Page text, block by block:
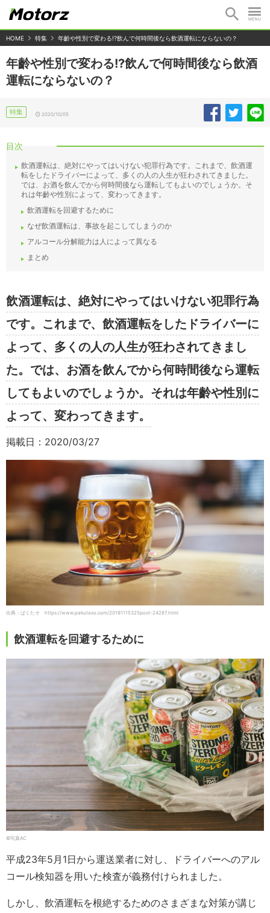
HOME 特集 年齡や性別で変わる!?飲んで何時間後なら飲酒運転にならないの？
年齡や性別で変わる!?飲んで何時間後なら飲酒
運転にならないの？
特集 2020/10/05
目次
飲酒運転は、絶対にやってはいけない犯罪行為です。これまで、飲酒運
転をしたドライバーによって、多くの人の人生が狂わされてきました。
では、お酒を飲んでから何時間後なら運転してもよいのでしょうか。そ
れは年齡や性別によって、変わってきます。
飲酒運転を回避するために
なぜ飲酒運転は、事故を起こしてしまうのか
アルコール分解能力は人によって異なる
まとめ
飲酒運転は、絶対にやってはいけない犯罪行為
です。これまで、飲酒運転をしたドライバーに
よって、多くの人の人生が狂わされてきまし
た。では、お酒を飲んでから何時間後なら運転
してもよいのでしょうか。それは年齡や性別に
よって、変わってきます。
掲載日：2020/03/27
出典：ぱくたそ https://www.pakutaso.com/20191115325post-24287.html
飲酒運転を回避するために
©写真AC
平成23年5月1日から運送業者に対し、ドライバーへのアル
コール検知器を用いた検査が義務付けられました。
しかし、飲酒運転を根絶するためのさまざまな対策が講じ